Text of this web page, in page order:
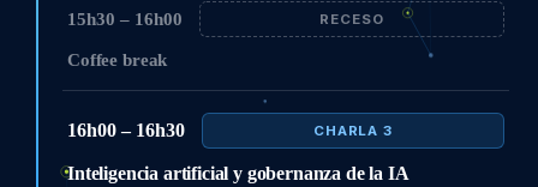
15h30 – 16h00 RECESO
Coffee break
16h00 – 16h30 CHARLA 3
Inteligencia artificial y gobernanza de la IA